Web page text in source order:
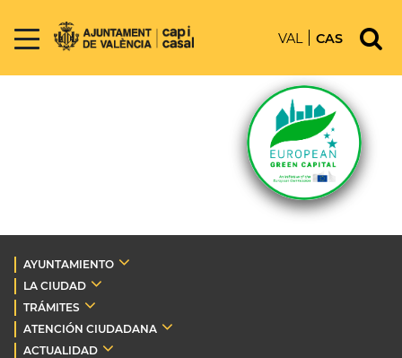
VAL CAS
AYUNTAMIENTO
LA CIUDAD
TRÁMITES
ATENCIÓN CIUDADANA
ACTUALIDAD